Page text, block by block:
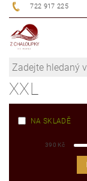
722 917 225
XXL
NA SKLADĚ
390 Kč